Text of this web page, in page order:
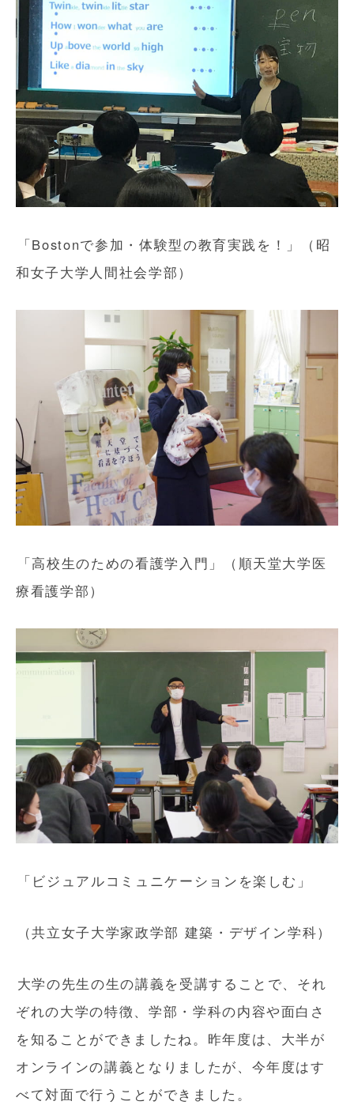
「Bostonで参加・体験型の教育実践を！」（昭
和女子大学人間社会学部）
「高校生のための看護学入門」（順天堂大学医
療看護学部）
「ビジュアルコミュニケーションを楽しむ」
（共立女子大学家政学部 建築・デザイン学科）
大学の先生の生の講義を受講することで、それ
ぞれの大学の特徴、学部・学科の内容や面白さ
を知ることができましたね。昨年度は、大半が
オンラインの講義となりましたが、今年度はす
べて対面で行うことができました。